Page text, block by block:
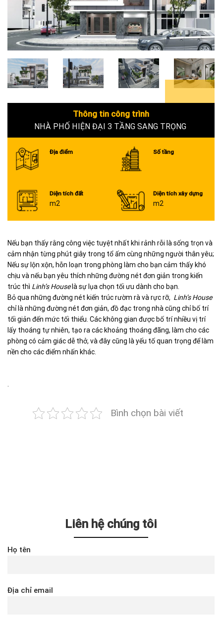
Thông tin công trình
NHÀ PHỐ HIỆN ĐẠI 3 TẦNG SANG TRỌNG
Địa điểm Số tầng
Diện tích đất
m2
Diện tích xây dựng
m2
Nếu bạn thấy rằng công việc tuyệt nhất khi rảnh rỗi là sống trọn và
cảm nhận từng phút giây trong tổ ấm cùng những người thân yêu;
Nếu sự lộn xộn, hỗn loạn trong phòng làm cho bạn cảm thấy khó
chịu và nếu bạn yêu thích những đường nét đơn giản trong kiến
trúc thì Linh’s Houselà sự lụa chọn tối ưu dành cho bạn.
Bỏ qua những đường nét kiến trúc rườm rà và rực rỡ, Linh’s House
chỉ là những đường nét đơn giản, đồ đạc trong nhà cũng chỉ bố trí
tối giản đến mức tối thiểu. Các không gian được bố trí nhiều vị trí
lấy thoáng tự nhiên, tạo ra các khoảng thoáng đãng, làm cho các
phòng có cảm giác dễ thở, và đây cũng là yếu tố quan trọng để làm
nền cho các điểm nhấn khác.
.
Bình chọn bài viết
Liên hệ chúng tôi
Họ tên
Địa chỉ email